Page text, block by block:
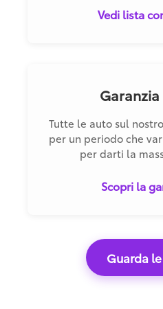
Vedi lista
Tutte le auto sul
per un periodo che
per darti la
Scopri la
Guarda